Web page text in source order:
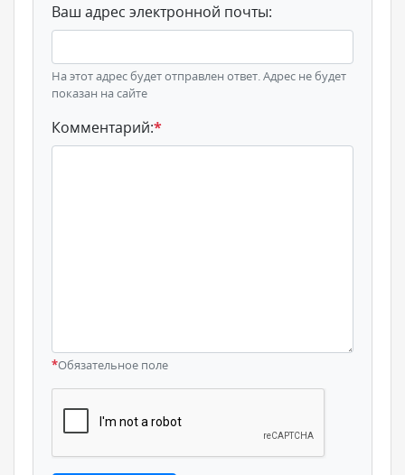
Ваш адрес электронной почты:
На этот адрес будет отправлен ответ. Адрес не будет
показан на сайте
Комментарий:*
*Обязательное поле